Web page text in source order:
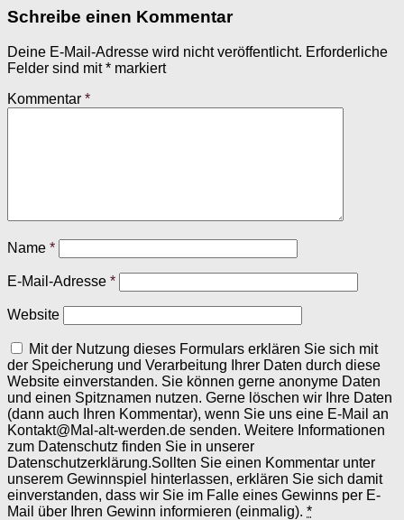
Schreibe einen Kommentar
Deine E-Mail-Adresse wird nicht veröffentlicht. Erforderliche
Felder sind mit* markiert
Kommentar *
Name *
E-Mail-Adresse *
Website
Mit der Nutzung dieses Formulars erklären Sie sich mit
der Speicherung und Verarbeitung Ihrer Daten durch diese
Website einverstanden. Sie können gerne anonyme Daten
und einen Spitznamen nutzen. Gerne löschen wir Ihre Daten
(dann auch Ihren Kommentar), wenn Sie uns eine E-Mail an
Kontakt@Mal-alt-werden.de senden. Weitere Informationen
zum Datenschutz finden Sie in unserer
Datenschutzerklärung.Sollten Sie einen Kommentar unter
unserem Gewinnspiel hinterlassen, erklären Sie sich damit
einverstanden, dass wir Sie im Falle eines Gewinns per E-
Mail über Ihren Gewinn informieren (einmalig). *